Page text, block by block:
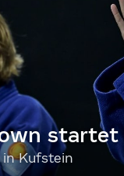
startet
in Kufstein